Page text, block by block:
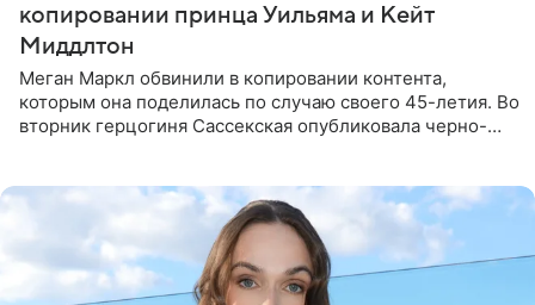
копировании принца Уильяма и Кейт
Миддлтон
Меган Маркл обвинили в копировании контента,
которым она поделилась по случаю своего 45-летия. Во
вторник герцогиня Сассекская опубликовала черно-